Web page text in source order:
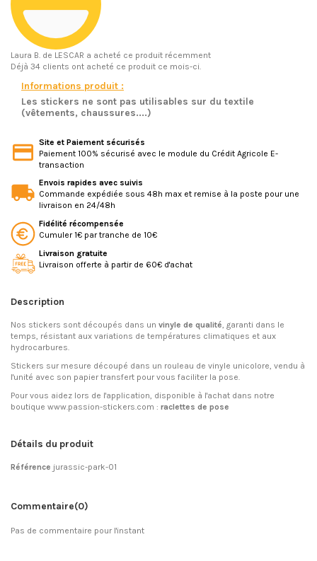
Laura B. de LESCAR a acheté ce produit récemment
Déjà 34 clients ont acheté ce produit ce mois-ci.
Informations produit :
Les stickers ne sont pas utilisables sur du textile
(vêtements, chaussures....)
Site et Paiement sécurisés
Paiement 100% sécurisé avec le module du Crédit Agricole E-
transaction
Envois rapides avec suivis
Commande expédiée sous 48h max et remise à la poste pour une
livraison en 24/48h
Fidélité récompensée
Cumuler 1€ par tranche de 10€
Livraison gratuite
Livraison offerte à partir de 60€ d'achat
Description
Nos stickers sont découpés dans un vinyle de qualité, garanti dans le
temps, résistant aux variations de températures climatiques et aux
hydrocarbures.
Stickers sur mesure découpé dans un rouleau de vinyle unicolore, vendu à
l'unité avec son papier transfert pour vous faciliter la pose.
Pour vous aidez lors de l'application, disponible à l'achat dans notre
boutique www.passion-stickers.com : raclettes de pose
Détails du produit
Référence jurassic-park-01
Commentaire(0)
Pas de commentaire pour l'instant